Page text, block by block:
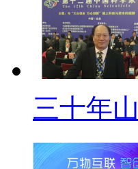
三十年